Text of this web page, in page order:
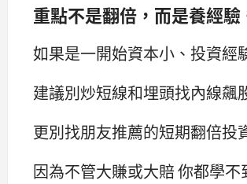
重點不是翻倍，而是養經驗
如果是一開始資本小、投資經
建議別炒短線和埋頭找內線飆
更別找朋友推薦的短期翻倍投
因為不管大賺或大賠 你都學不